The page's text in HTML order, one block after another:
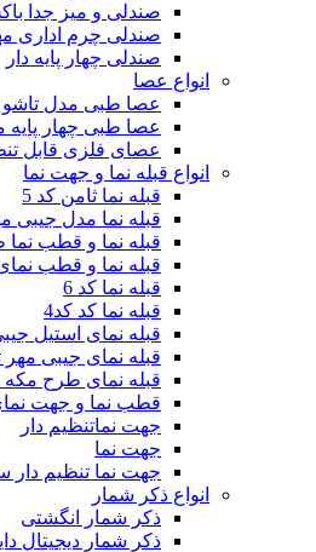
صندلی و میز جدا
صندلی چرم اداری
صندلی چهار پایه دار
انواع عصا
عصا طبی مدل تاشو
عصا طبی چهار پایه
عصای فلزی قابل
انواع قبله نما و جهت نما
قبله نما ثامن کد 5
قبله نما مدل جیبی
قبله نما و قطب
قبله نما و قطب
قبله نما کد 6
قبله نما کد کد4
قبله نمای استیل
قبله نمای جیبی مهر
قبله نمای طرح مکه
قطب نما و جهت
جهت نماتنظیم دار
جهت نما
جهت نما تنظیم دار
انواع ذکر شمار
ذکر شمار انگشتی
ذکر شمار دیجیتال